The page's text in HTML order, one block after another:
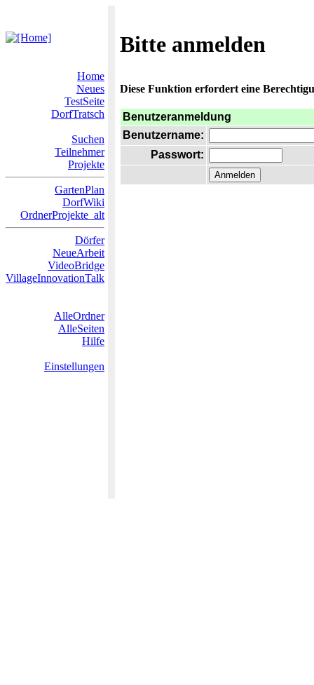
Bitte anmelden
Home
Neues
TestSeite
DorfTratsch
Suchen
Teilnehmer
Projekte
GartenPlan
DorfWiki
OrdnerProjekte_alt
Dörfer
NeueArbeit
VideoBridge
VillageInnovationTalk
AlleOrdner
AlleSeiten
Hilfe
Einstellungen
Diese Funktion erfordert eine
Benutzeranmeldung
Benutzername:
Passwort: